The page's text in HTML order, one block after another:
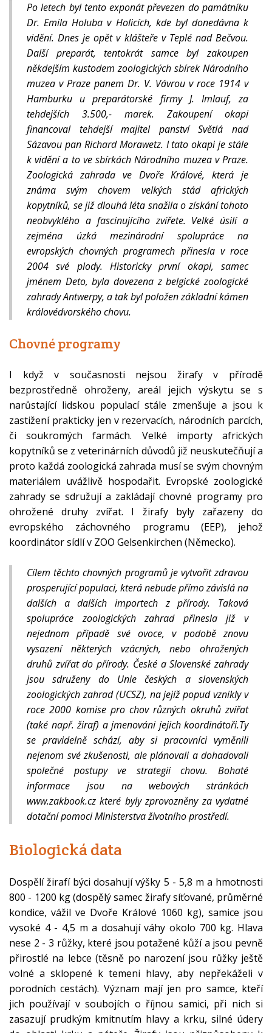
Po letech byl tento exponát převezen do památníku
Dr. Emila Holuba v Holicích, kde byl donedávna k
vidění. Dnes je opět v klášteře v Teplé nad Bečvou.
Další preparát, tentokrát samce byl zakoupen
někdejším kustodem zoologických sbírek Národního
muzea v Praze panem Dr. V. Vávrou v roce 1914 v
Hamburku u preparátorské firmy J. Imlauf, za
tehdejších 3.500,- marek. Zakoupení okapi
financoval tehdejší majitel panství Světlá nad
Sázavou pan Richard Morawetz. I tato okapi je stále
k vidění a to ve sbírkách Národního muzea v Praze.
Zoologická zahrada ve Dvoře Králové, která je
známa svým chovem velkých stád afrických
kopytníků, se již dlouhá léta snažila o získání tohoto
neobvyklého a fascinujícího zvířete. Velké úsilí a
zejména úzká mezinárodní spolupráce na
evropských chovných programech přinesla v roce
2004 své plody. Historicky první okapi, samec
jménem Deto, byla dovezena z belgické zoologické
zahrady Antwerpy, a tak byl položen základní kámen
královédvorského chovu.
Chovné programy
I když v současnosti nejsou žirafy v přírodě
bezprostředně ohroženy, areál jejich výskytu se s
narůstající lidskou populací stále zmenšuje a jsou k
zastižení prakticky jen v rezervacích, národních parcích,
či soukromých farmách. Velké importy afrických
kopytníků se z veterinárních důvodů již neuskutečňují a
proto každá zoologická zahrada musí se svým chovným
materiálem uvážlivě hospodařit. Evropské zoologické
zahrady se sdružují a zakládají chovné programy pro
ohrožené druhy zvířat. I žirafy byly zařazeny do
evropského záchovného programu (EEP), jehož
koordinátor sídlí v ZOO Gelsenkirchen (Německo).
Cílem těchto chovných programů je vytvořit zdravou
prosperující populaci, která nebude přímo závislá na
dalších a dalších importech z přírody. Taková
spolupráce zoologických zahrad přinesla již v
nejednom případě své ovoce, v podobě znovu
vysazení některých vzácných, nebo ohrožených
druhů zvířat do přírody. České a Slovenské zahrady
jsou sdruženy do Unie českých a slovenských
zoologických zahrad (UCSZ), na jejíž popud vznikly v
roce 2000 komise pro chov různých okruhů zvířat
(také např. žiraf) a jmenováni jejich koordinátoři.Ty
se pravidelně schází, aby si pracovníci vyměnili
nejenom své zkušenosti, ale plánovali a dohadovali
společné postupy ve strategii chovu. Bohaté
informace jsou na webových stránkách
www.zakbook.cz které byly zprovozněny za vydatné
dotační pomoci Ministerstva životního prostředí.
Biologická data
Dospělí žirafí býci dosahují výšky 5 - 5,8 m a hmotnosti
800 - 1200 kg (dospělý samec žirafy síťované, průměrné
kondice, vážil ve Dvoře Králové 1060 kg), samice jsou
vysoké 4 - 4,5 m a dosahují váhy okolo 700 kg. Hlava
nese 2 - 3 růžky, které jsou potažené kůží a jsou pevně
přirostlé na lebce (těsně po narození jsou růžky ještě
volné a sklopené k temeni hlavy, aby nepřekáželi v
porodních cestách). Význam mají jen pro samce, kteří
jich používají v soubojích o říjnou samici, při nich si
zasazují prudkým kmitnutím hlavy a krku, silné údery